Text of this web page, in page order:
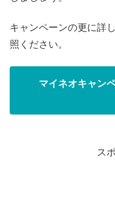
キャンペーンの更に詳
照ください。
マイネオキャン
ス